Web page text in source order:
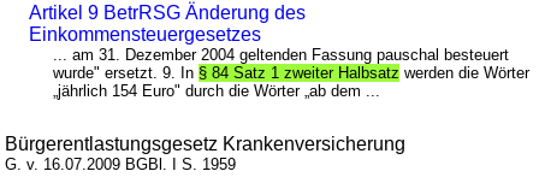
Artikel 9 BetrRSG Änderung des
Einkommensteuergesetzes
... am 31. Dezember 2004 geltenden Fassung pauschal besteuert
wurde" ersetzt. 9. In § 84 Satz 1 zweiter Halbsatz werden die Wörter
„jährlich 154 Euro" durch die Wörter „ab dem ...
Bürgerentlastungsgesetz Krankenversicherung
G. v. 16.07.2009 BGBl. I S. 1959